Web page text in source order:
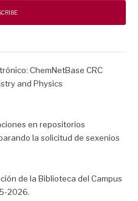
ChemNetBase CRC
and Physics
en repositorios
la solicitud de sexenios
de la Biblioteca del Campus
2026.